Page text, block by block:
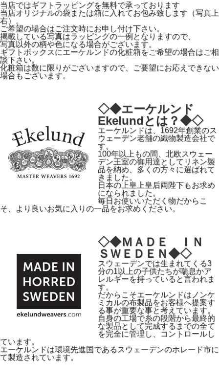
当店ではギフトラッピングを無料で承っております
当店オリジナルの袋または箱に入れてお包み致します（写真上
右）。
ご希望の場合はご注文時にお申し付け下さい。
掲載している写真はラッピングの一例となりますので、
写真以外の柄や色になる場合がございます。
ギフトボックスにエーケルンドの化粧箱をご希望の場合はご相
談下さい。
化粧箱は数に限りがございますので、ご要望にお応えできない
場合もございます。
◇◆エーケルンド
Ekelundとは？◆◇
エーケルンドは、1692年創業のス
ウェーデン老舗の織物製造会社で
す。
100年以上もの間、北欧スウェー
デン王室の御用達としてリネン製
品を納め、多くの方々に選ばれて
きました。
日本の上皇上皇后両陛下もお求め
になられました。
毎日お使いいただく物だからこ
そ、より良いお気に入りの一品をお求めください。
◇◆ＭＡＤＥ ＩＮ
ＳＷＥＤＥＮ◆◇
スウェーデンでは生まれてくる3
分の1以上の子供たちが喘息かア
レルギーを持っていると言われま
す。
だからこそエーケルンドはノンケ
ミカルの布製品をお客様へ提案す
る事が重要な事と考えています。
自身の工場で糸の段階から最終的
な製品として完成するまでの全て
を完全に管理し、コントロールし
ています。
エーケルンドは環境先進国であるスウェーデンのホレード市に
て製造されています。